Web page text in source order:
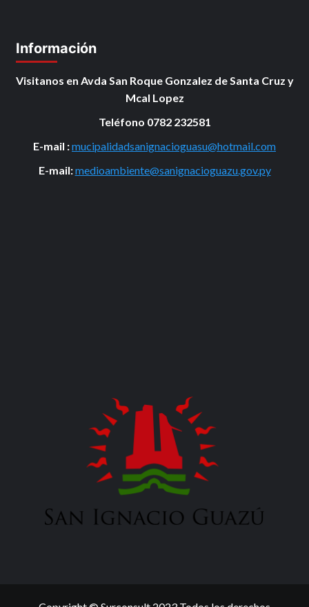
Información
Visitanos en Avda San Roque Gonzalez de Santa Cruz y
Mcal Lopez
Teléfono 0782 232581
E-mail :mucipalidadsanignacioguasu@hotmail.com
E-mail:medioambiente@sanignacioguazu.gov.py